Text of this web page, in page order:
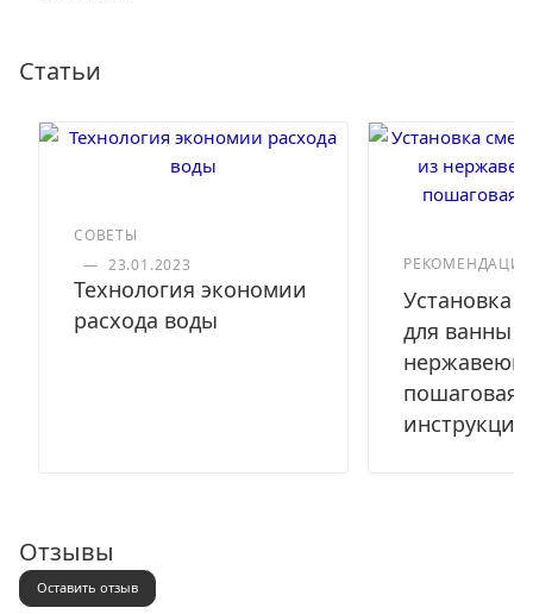
Статьи
СОВЕТЫ
— 23.01.2023
Технология экономии
расхода воды
РЕКОМЕНДАЦИИ
Установка
для ванны
пошаговая
инструкция
Отзывы
Оставить отзыв